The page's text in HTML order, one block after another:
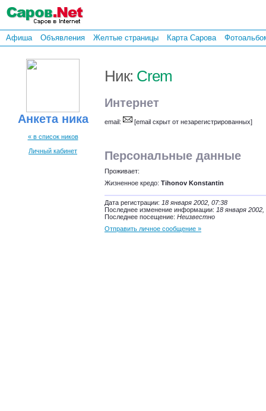
Афиша Объявления Желтые страницы Карта Сарова
Анкета ника
« в список ников
Личный кабинет
Ник: Crem
Интернет
email: [email скрыт от незарегистрированных]
Персональные данные
Проживает:
Жизненное кредо: Tihonov Konstantin
Дата регистрации: 18 января 2002, 07:38
Последнее изменение информации: 18 января 2002,
Последнее посещение: Неизвестно
Отправить личное сообщение »